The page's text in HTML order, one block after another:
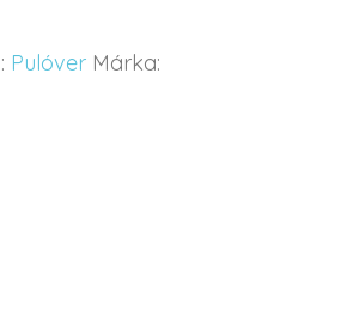
Pulóver Márka: